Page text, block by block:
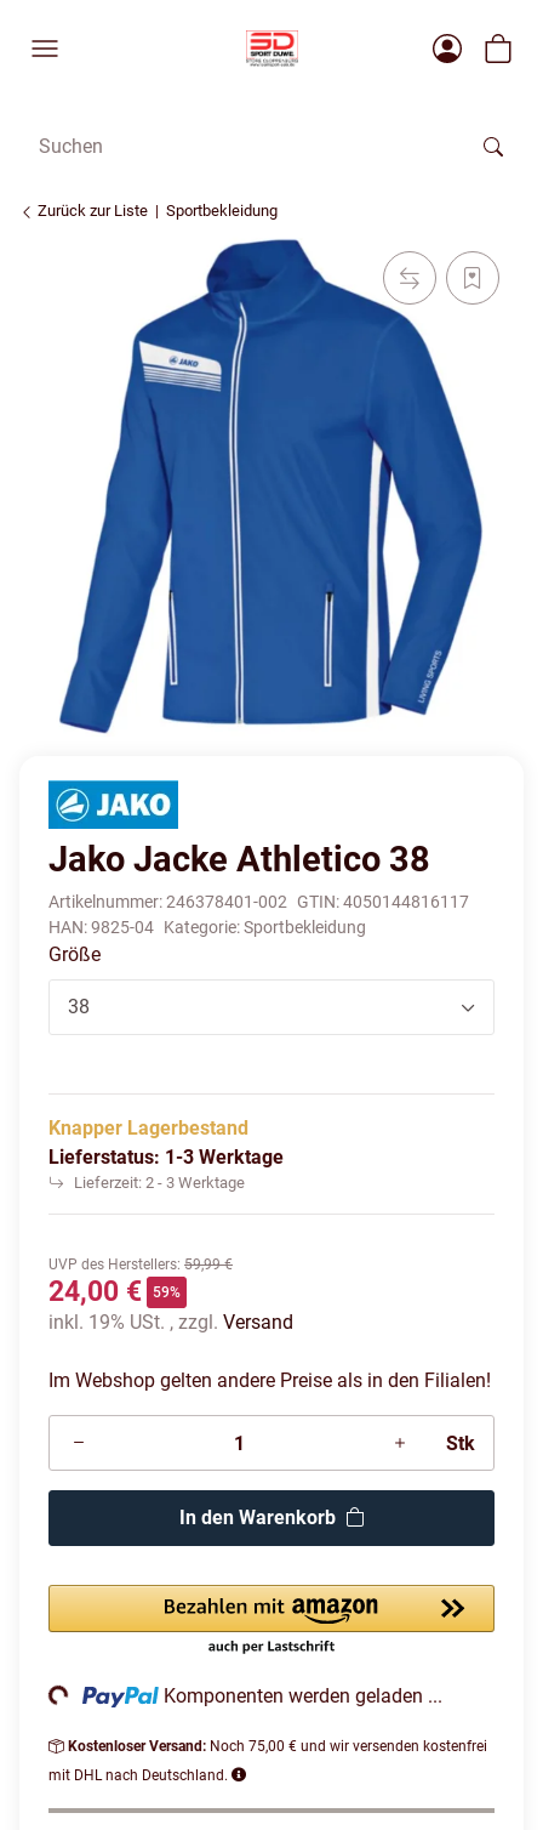
Zurück zur Liste Sportbekleidung
Jako Jacke Athletico 38
Artikelnummer:246378401-002 GTIN:4050144816117
HAN:9825-04 Kategorie:Sportbekleidung
Größe
38
Knapper Lagerbestand
Lieferstatus: 1-3 Werktage
Lieferzeit: 2 - 3 Werktage
UVP des Herstellers: 59,99 €
24,00 € 59%
inkl. 19% USt. , zzgl. Versand
Im Webshop gelten andere Preise als in den Filialen!
Stk
In den Warenkorb
Komponenten werden geladen ...
Kostenloser Versand: Noch 75,00 € und wir versenden kostenfrei
mit DHL nach Deutschland.